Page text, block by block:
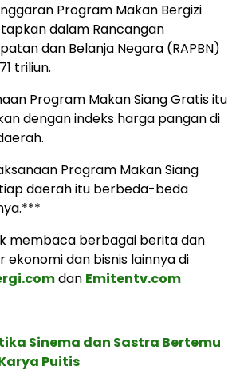
Program Makan Bergizi
dalam Rancangan
dan Belanja Negara (RAPBN)
triliun.
Program Makan Siang Gratis itu
dengan indeks harga pangan di
Program Makan Siang
daerah itu berbeda-beda
membaca berbagai berita dan
ekonomi dan bisnis lainnya di
dan Emitentv.com
Sinema dan Sastra Bertemu
Puitis